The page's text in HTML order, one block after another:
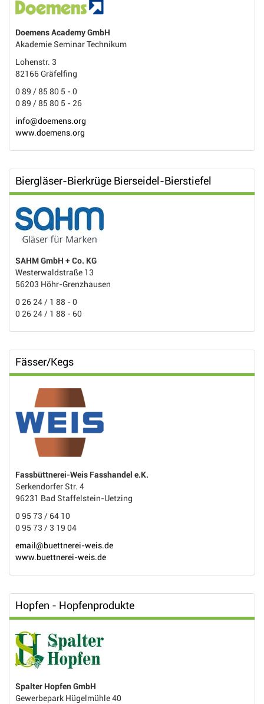
Doemens Academy GmbH
Akademie Seminar Technikum
Lohenstr. 3
82166 Gräfelfing
0 89 / 85 80 5 - 0
0 89 / 85 80 5 - 26
info@doemens.org
www.doemens.org
Biergläser-Bierkrüge Bierseidel-Bierstiefel
SAHM GmbH + Co. KG
Westerwaldstraße 13
56203 Höhr-Grenzhausen
0 26 24 / 1 88 - 0
0 26 24 / 1 88 - 60
Fässer/Kegs
Fassbüttnerei-Weis Fasshandel e.K.
Serkendorfer Str. 4
96231 Bad Staffelstein-Uetzing
0 95 73 / 64 10
0 95 73 / 3 19 04
email@buettnerei-weis.de
www.buettnerei-weis.de
Hopfen - Hopfenprodukte
Spalter Hopfen GmbH
Gewerbepark Hügelmühle 40